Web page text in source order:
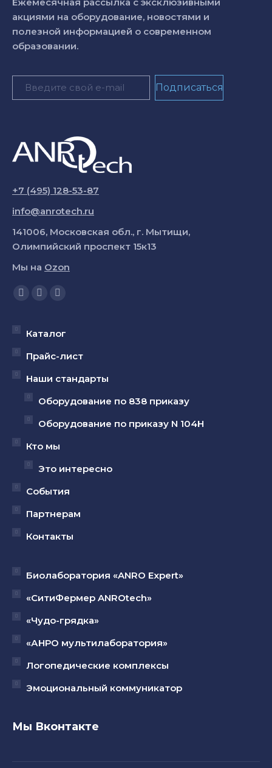
акциями на оборудование, новостями и
полезной информацией о современном
образовании.
+7 (495) 128-53-87
info@anrotech.ru
141006, Московская обл., г. Мытищи,
Олимпийский проспект 15к13
Мы на Ozon
Ищите нас:
Страница
открывается
новом
окне
Страница
открывается
новом
окне
Страница
открывается
новом
окне
Каталог
Прайс-лист
Наши стандарты
Оборудование по 838 приказу
Оборудование по приказу N 104Н
Кто мы
Это интересно
События
Партнерам
Контакты
Биолаборатория «ANRO Expert»
«СитиФермер ANROtech»
«Чудо-грядка»
«АНРО мультилаборатория»
Логопедические комплексы
Эмоциональный коммуникатор
Мы Вконтакте